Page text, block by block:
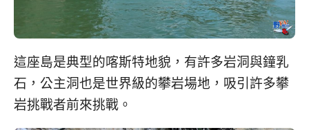
這座島是典型的喀斯特地貌，有許多岩洞與鐘乳
石，公主洞也是世界級的攀岩場地，吸引許多攀
岩挑戰者前來挑戰。